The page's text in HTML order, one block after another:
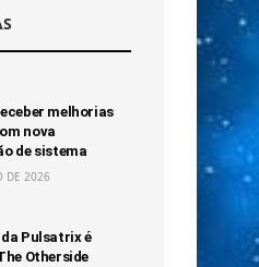
melhorias
nova
de sistema
DE 2026
Pulsatrix é
Otherside